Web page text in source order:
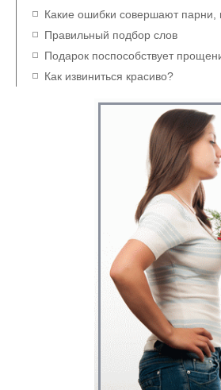
Какие ошибки совершают
Правильный подбор слов
Подарок поспособствует
Как извиниться красиво?